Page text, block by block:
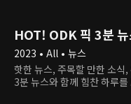
HOT! ODK 픽 3분
2023 • All • 뉴스
핫한 뉴스, 주목할 만한 소식
3분 뉴스와 함께 힘찬 하루